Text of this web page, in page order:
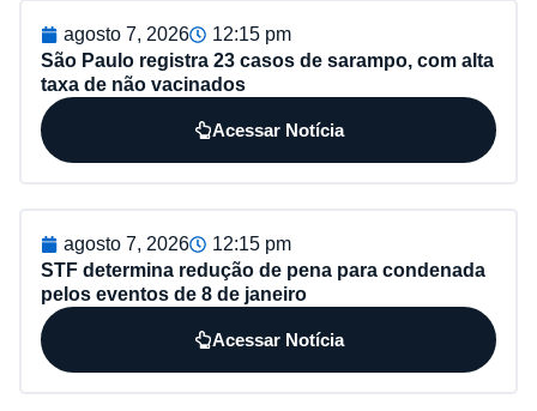
agosto 7, 2026
12:15 pm
São Paulo registra 23 casos de sarampo, com alta
taxa de não vacinados
Acessar Notícia
agosto 7, 2026
12:15 pm
STF determina redução de pena para condenada
pelos eventos de 8 de janeiro
Acessar Notícia